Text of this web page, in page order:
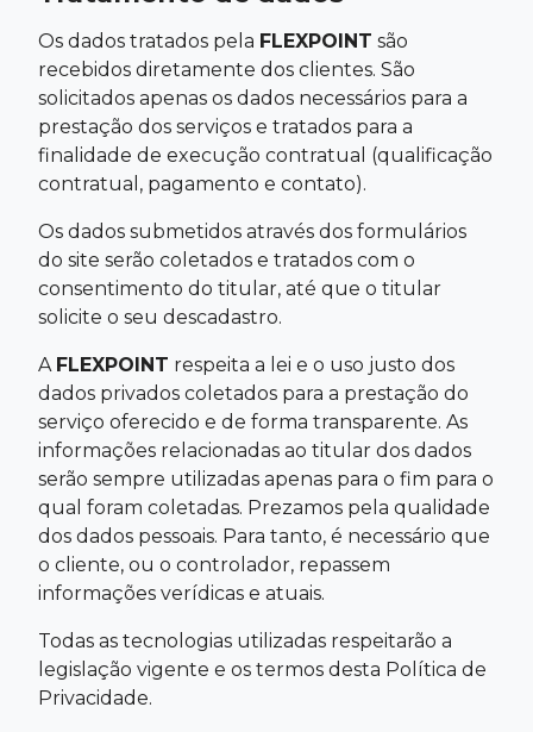
Os dados tratados pela FLEXPOINT são
recebidos diretamente dos clientes. São
solicitados apenas os dados necessários para a
prestação dos serviços e tratados para a
finalidade de execução contratual (qualificação
contratual, pagamento e contato).
Os dados submetidos através dos formulários
do site serão coletados e tratados com o
consentimento do titular, até que o titular
solicite o seu descadastro.
A FLEXPOINT respeita a lei e o uso justo dos
dados privados coletados para a prestação do
serviço oferecido e de forma transparente. As
informações relacionadas ao titular dos dados
serão sempre utilizadas apenas para o fim para o
qual foram coletadas. Prezamos pela qualidade
dos dados pessoais. Para tanto, é necessário que
o cliente, ou o controlador, repassem
informações verídicas e atuais.
Todas as tecnologias utilizadas respeitarão a
legislação vigente e os termos desta Política de
Privacidade.